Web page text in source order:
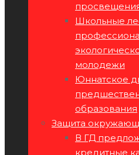
Школьные
молодежи
Юннатское
образования
Защита
В ГД
кредитные